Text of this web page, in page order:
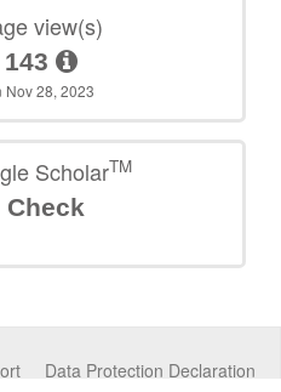
view(s)
143
Nov 28, 2023
ScholarTM
Check
Data Protection Declaration